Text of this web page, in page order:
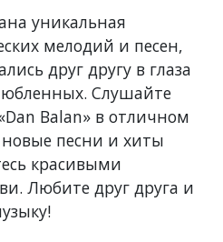
уникальная
мелодий и песен,
друг другу в глаза
Слушайте
Balan» в отличном
новые песни и хиты
красивыми
Любите друг друга и